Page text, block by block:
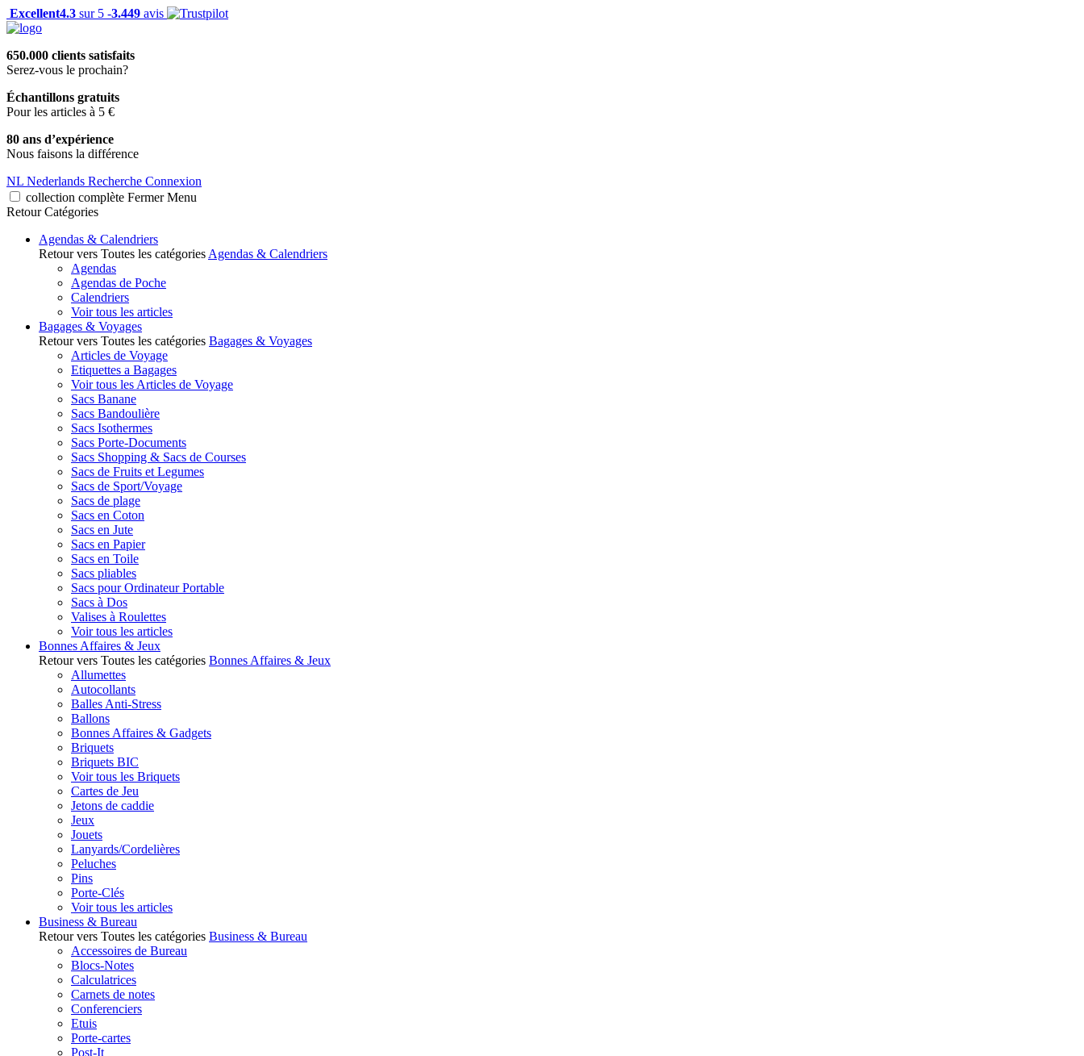
Excellent4.3 sur 5 -3.449 avis
650.000 clients satisfaits
Serez-vous le prochain?
Échantillons gratuits
Pour les articles à 5 €
80 ans d’expérience
Nous faisons la différence
NL Nederlands Recherche Connexion
collection complète Fermer Menu
Retour Catégories
Agendas & Calendriers
Retour vers Toutes les catégories Agendas & Calendriers
Agendas
Agendas de Poche
Calendriers
Voir tous les articles
Bagages & Voyages
Retour vers Toutes les catégories Bagages & Voyages
Articles de Voyage
Etiquettes a Bagages
Voir tous les Articles de Voyage
Sacs Banane
Sacs Bandoulière
Sacs Isothermes
Sacs Porte-Documents
Sacs Shopping & Sacs de Courses
Sacs de Fruits et Legumes
Sacs de Sport/Voyage
Sacs de plage
Sacs en Coton
Sacs en Jute
Sacs en Papier
Sacs en Toile
Sacs pliables
Sacs pour Ordinateur Portable
Sacs à Dos
Valises à Roulettes
Voir tous les articles
Bonnes Affaires & Jeux
Retour vers Toutes les catégories Bonnes Affaires & Jeux
Allumettes
Autocollants
Balles Anti-Stress
Ballons
Bonnes Affaires & Gadgets
Briquets
Briquets BIC
Voir tous les Briquets
Cartes de Jeu
Jetons de caddie
Jeux
Jouets
Lanyards/Cordelières
Peluches
Pins
Porte-Clés
Voir tous les articles
Business & Bureau
Retour vers Toutes les catégories Business & Bureau
Accessoires de Bureau
Blocs-Notes
Calculatrices
Carnets de notes
Conferenciers
Etuis
Porte-cartes
Post-It